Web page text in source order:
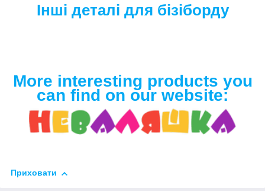
Інші деталі для бізіборду
More interesting products you
can find on our website:
Приховати